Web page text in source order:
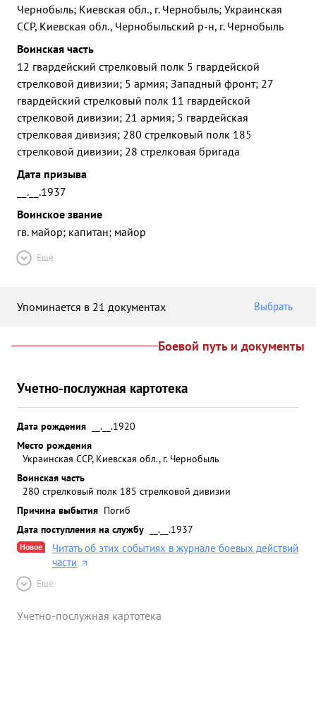
Чернобыль; Киевская обл., г. Чернобыль; Украинская
ССР, Киевская обл., Чернобыльский р-н, г. Чернобыль
Воинская часть
12 гвардейский стрелковый полк 5 гвардейской
стрелковой дивизии; 5 армия; Западный фронт; 27
гвардейский стрелковый полк 11 гвардейской
стрелковой дивизии; 21 армия; 5 гвардейская
стрелковая дивизия; 280 стрелковый полк 185
стрелковой дивизии; 28 стрелковая бригада
Дата призыва
__.__.1937
Воинское звание
гв. майор; капитан; майор
Ещё
Упоминается в 21 документах Выбрать
Боевой путь и документы
Учетно-послужная картотека
Дата рождения
__.__.1920
Место рождения
Украинская ССР, Киевская обл., г. Чернобыль
Воинская часть
280 стрелковый полк 185 стрелковой дивизии
Причина выбытия Погиб
Дата поступления на службу
__.__.1937
Новое
Читать об этих событиях в журнале боевых действий
части
Ещё
Учетно-послужная картотека